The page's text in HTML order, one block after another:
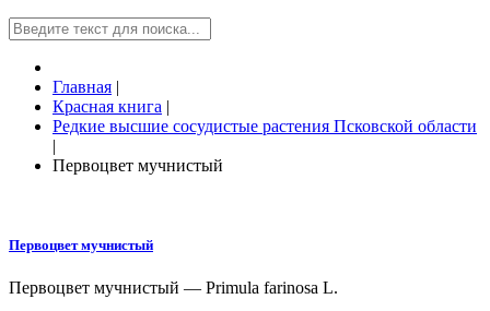
Главная |
Красная книга |
Редкие высшие сосудистые растения Псковской области
|
Первоцвет мучнистый
Первоцвет мучнистый
Первоцвет мучнистый — Primula farinosa L.